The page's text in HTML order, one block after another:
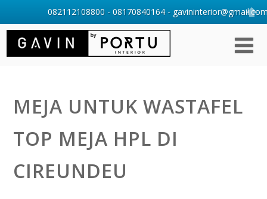
MEJA UNTUK WASTAFEL
TOP MEJA HPL DI
CIREUNDEU
082112108800 - 08170840164 -